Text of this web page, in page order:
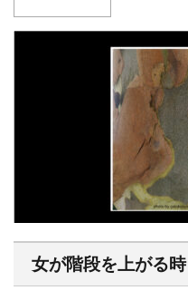
女が階段を上がる時